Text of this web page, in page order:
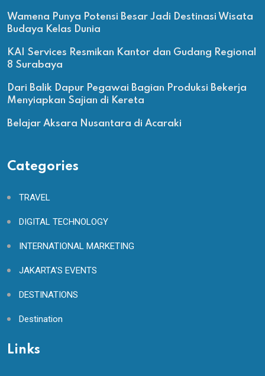
Wamena Punya Potensi Besar Jadi Destinasi Wisata
Budaya Kelas Dunia
KAI Services Resmikan Kantor dan Gudang Regional
8 Surabaya
Dari Balik Dapur Pegawai Bagian Produksi Bekerja
Menyiapkan Sajian di Kereta
Belajar Aksara Nusantara di Acaraki
Categories
TRAVEL
DIGITAL TECHNOLOGY
INTERNATIONAL MARKETING
JAKARTA'S EVENTS
DESTINATIONS
Destination
Links